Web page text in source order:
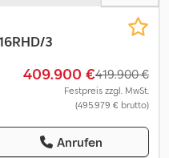
3
409.900 €419.900 €
Festpreis zzgl. MwSt.
(495.979 € brutto)
Anrufen